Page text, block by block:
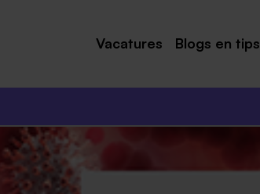
Vacatures
Maastricht
Roermond
Blogs en tips